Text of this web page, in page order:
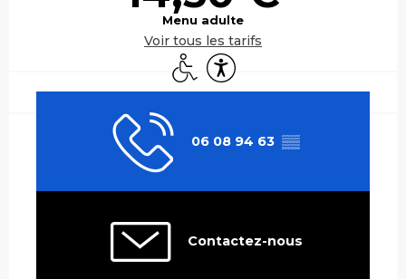
Menu adulte
Voir tous les tarifs
Accès handicapés
Accessibilité
06 08 94 63 ▒▒
Contactez-nous